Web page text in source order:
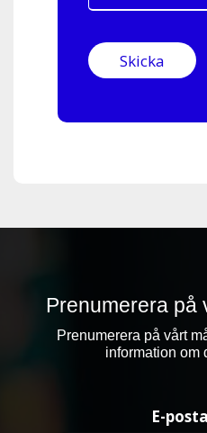
Prenumerera på
Prenumerera på vårt
information om
E-